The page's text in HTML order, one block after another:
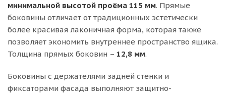
минимальной высотой проёма 115 мм. Прямые
боковины отличает от традиционных эстетически
более красивая лаконичная форма, которая также
позволяет экономить внутреннее пространство ящика.
Толщина прямых боковин – 12,8 мм.
Боковины с держателями задней стенки и
фиксаторами фасада выполняют защитно-